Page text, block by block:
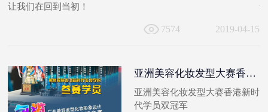
让我们在回到当初！
7574 2019-04-15
亚洲美容化妆发型大赛香港新时代学员双冠军
亚洲美容化妆发型大赛香港新时
代学员双冠军